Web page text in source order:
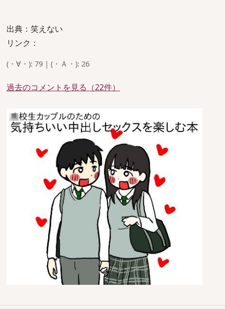
出典：笑えない
リンク：
(・∀・): 79 | (・Ａ・): 26
過去のコメントを見る（22件）